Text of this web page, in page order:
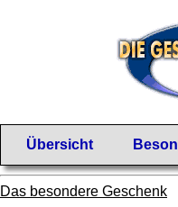
Übersicht
Das besondere Geschenk